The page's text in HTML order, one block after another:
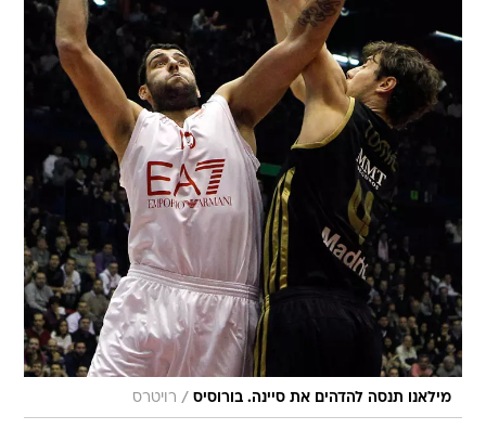
מילאנו תנסה להדהים את סיינה. בורוסיס / רויטרס